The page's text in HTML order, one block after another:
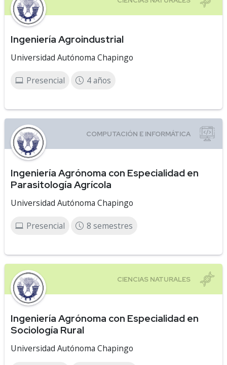
Ingeniería Agroindustrial
Universidad Autónoma Chapingo
Presencial 4 años
Ingeniería Agrónoma con Especialidad en
Parasitología Agrícola
Universidad Autónoma Chapingo
Presencial 8 semestres
Ingeniería Agrónoma con Especialidad en
Sociología Rural
Universidad Autónoma Chapingo